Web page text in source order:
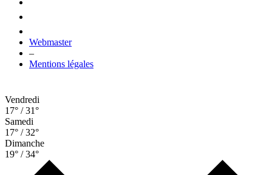
Webmaster
–
Mentions légales
Vendredi
17° / 31°
Samedi
17° / 32°
Dimanche
19° / 34°